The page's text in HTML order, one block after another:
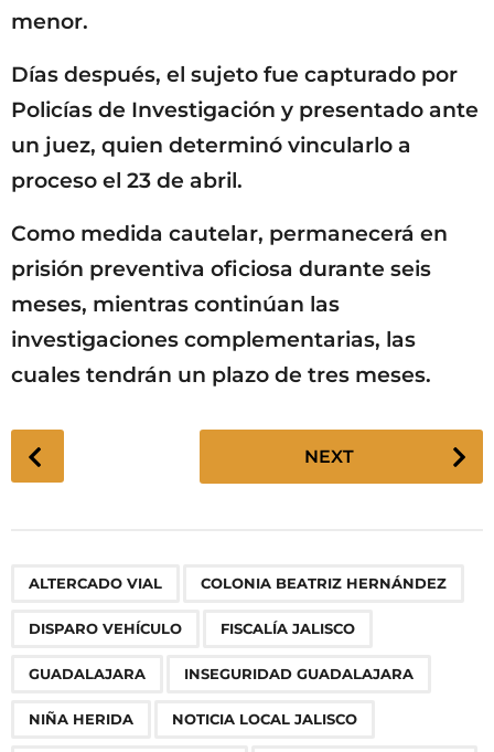
menor.
Días después, el sujeto fue capturado por
Policías de Investigación y presentado ante
un juez, quien determinó vincularlo a
proceso el 23 de abril.
Como medida cautelar, permanecerá en
prisión preventiva oficiosa durante seis
meses, mientras continúan las
investigaciones complementarias, las
cuales tendrán un plazo de tres meses.
P
o
n
NEXT
ALTERCADO VIAL COLONIA BEATRIZ HERNÁNDEZ
DISPARO VEHÍCULO FISCALÍA JALISCO
GUADALAJARA INSEGURIDAD GUADALAJARA
NIÑA HERIDA NOTICIA LOCAL JALISCO